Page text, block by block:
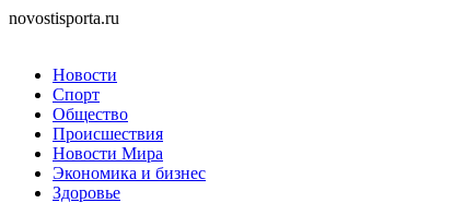
novostisporta.ru
Новости
Спорт
Общество
Происшествия
Новости Мира
Экономика и бизнес
Здоровье